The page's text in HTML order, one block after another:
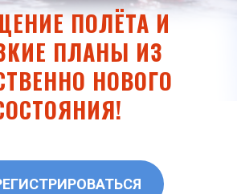
ПОЛЁТА И
ПЛАНЫ ИЗ
НОВОГО